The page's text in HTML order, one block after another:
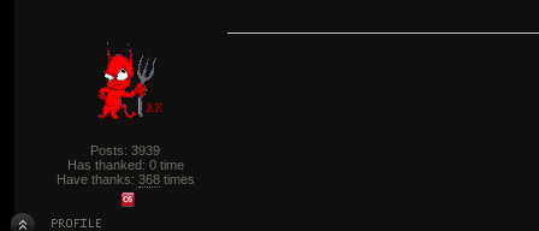
Posts: 3939
Has thanked: 0 time
Have thanks: 368times